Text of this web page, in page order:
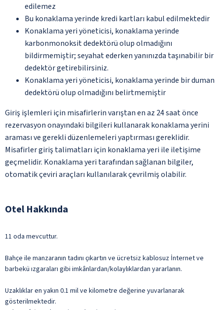
edilemez
Bu konaklama yerinde kredi kartları kabul edilmektedir
Konaklama yeri yöneticisi, konaklama yerinde
karbonmonoksit dedektörü olup olmadığını
bildirmemiştir; seyahat ederken yanınızda taşınabilir bir
dedektör getirebilirsiniz.
Konaklama yeri yöneticisi, konaklama yerinde bir duman
dedektörü olup olmadığını belirtmemiştir
Giriş işlemleri için misafirlerin varıştan en az 24 saat önce
rezervasyon onayındaki bilgileri kullanarak konaklama yerini
araması ve gerekli düzenlemeleri yaptırması gereklidir.
Misafirler giriş talimatları için konaklama yeri ile iletişime
geçmelidir. Konaklama yeri tarafından sağlanan bilgiler,
otomatik çeviri araçları kullanılarak çevrilmiş olabilir.
Otel Hakkında
11 oda mevcuttur.
Bahçe ile manzaranın tadını çıkartın ve ücretsiz kablosuz İnternet ve
barbekü ızgaraları gibi imkânlardan/kolaylıklardan yararlanın.
Uzaklıklar en yakın 0.1 mil ve kilometre değerine yuvarlanarak
gösterilmektedir.